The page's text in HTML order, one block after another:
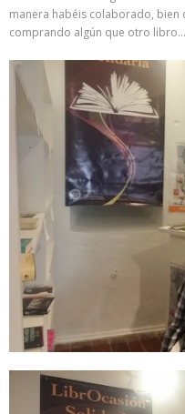
manera habéis colaborado,
comprando algún que otro libro…